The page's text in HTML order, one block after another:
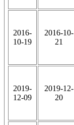
2016-
10-19
2016-10-
21
2019-
12-09
2019-12-
20